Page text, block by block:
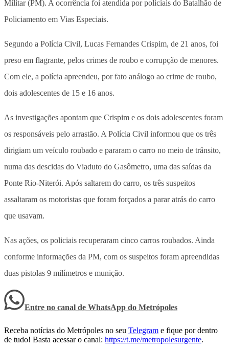
Militar (PM). A ocorrência foi atendida por policiais do Batalhão de
Policiamento em Vias Especiais.
Segundo a Polícia Civil, Lucas Fernandes Crispim, de 21 anos, foi
preso em flagrante, pelos crimes de roubo e corrupção de menores.
Com ele, a polícia apreendeu, por fato análogo ao crime de roubo,
dois adolescentes de 15 e 16 anos.
As investigações apontam que Crispim e os dois adolescentes foram
os responsáveis pelo arrastão. A Polícia Civil informou que os três
dirigiam um veículo roubado e pararam o carro no meio de trânsito,
numa das descidas do Viaduto do Gasômetro, uma das saídas da
Ponte Rio-Niterói. Após saltarem do carro, os três suspeitos
assaltaram os motoristas que foram forçados a parar atrás do carro
que usavam.
Nas ações, os policiais recuperaram cinco carros roubados. Ainda
conforme informações da PM, com os suspeitos foram apreendidas
duas pistolas 9 milímetros e munição.
Entre no canal de WhatsApp do Metrópoles
Receba notícias do Metrópoles no seu Telegram e fique por dentro
de tudo! Basta acessar o canal: https://t.me/metropolesurgente.